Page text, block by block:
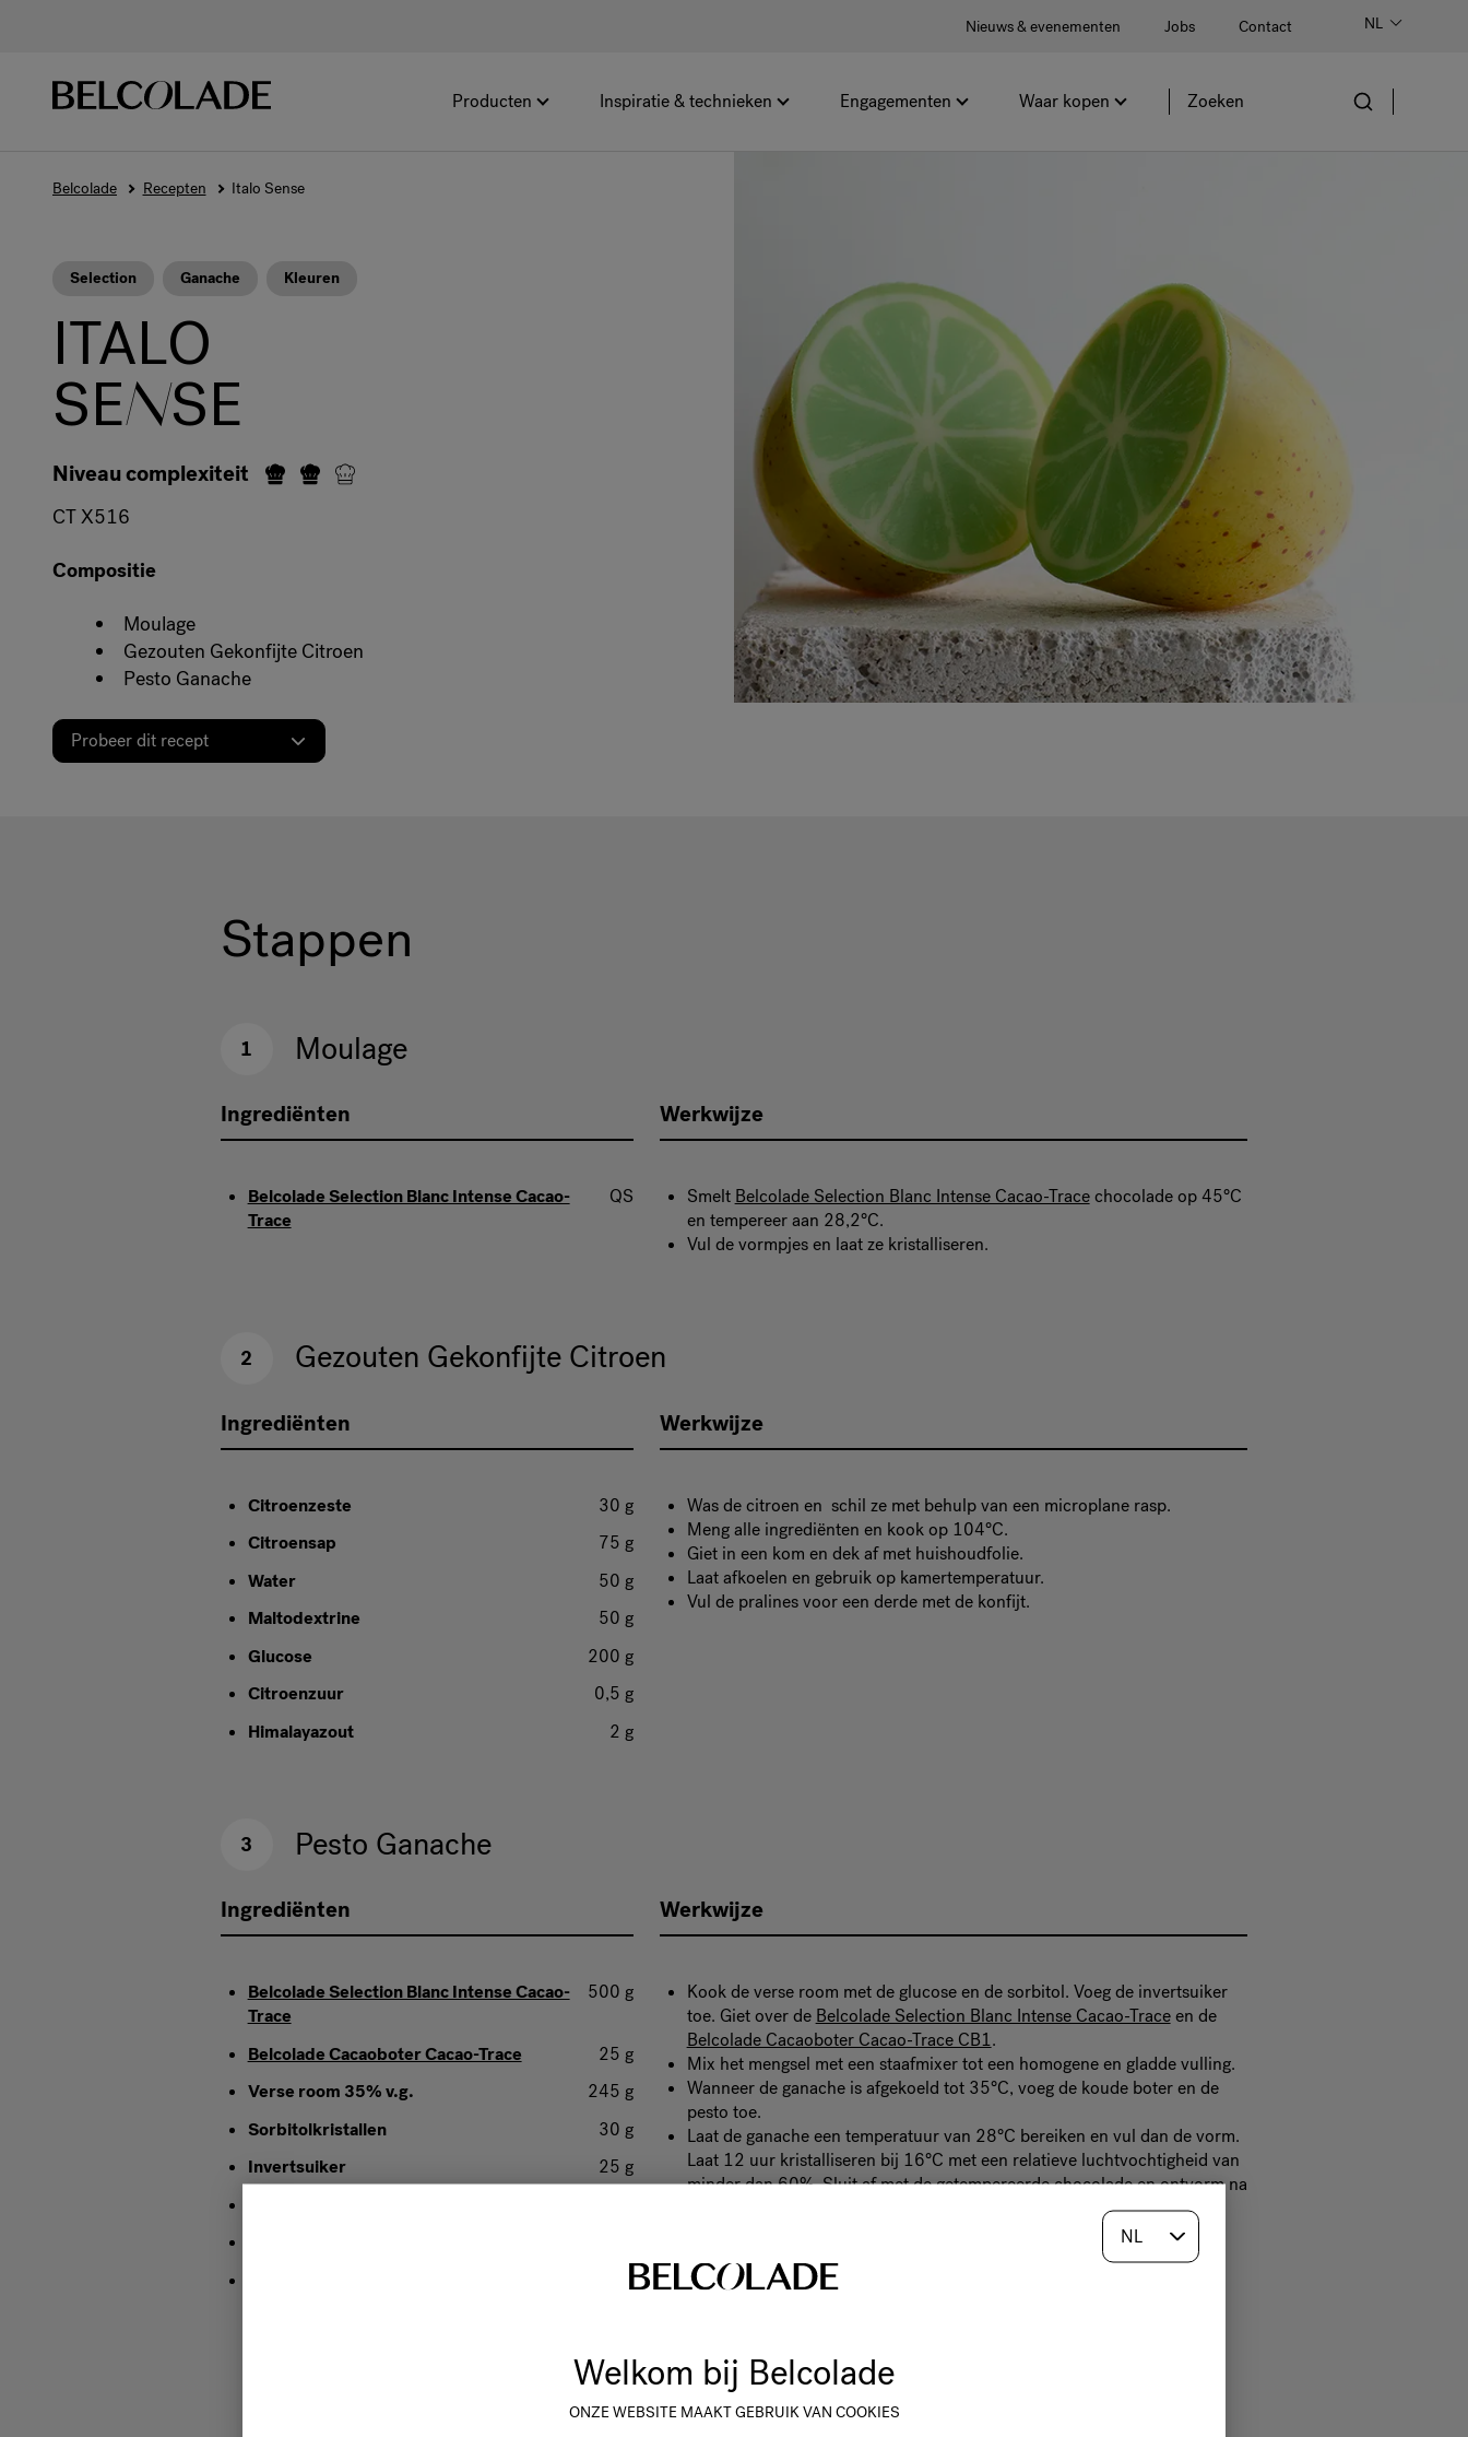
Nieuws & evenementen Jobs Contact NL
Producten Inspiratie & technieken Engagementen Waar kopen
Site
Belcolade Recepten Italo Sense
Selection Ganache Kleuren
ITALO
SENSE
Niveau complexiteit
CT X516
Compositie
Moulage
Gezouten Gekonfijte Citroen
Pesto Ganache
Probeer dit recept
Stappen
1 Moulage
Ingrediënten
Belcolade Selection Blanc Intense Cacao-
Trace
QS
Werkwijze
Smelt Belcolade Selection Blanc Intense Cacao-Tracechocolade op 45°C
en tempereer aan 28,2°C.
Vul de vormpjes en laat ze kristalliseren.
2 Gezouten Gekonfijte Citroen
Ingrediënten
Citroenzeste
30 g
Citroensap
75 g
Water
50 g
Maltodextrine
50 g
Glucose
200 g
Citroenzuur
0,5 g
Himalayazout
2 g
Werkwijze
Was de citroen en schil ze met behulp van een microplane rasp.
Meng alle ingrediënten en kook op 104°C.
Giet in een kom en dek af met huishoudfolie.
Laat afkoelen en gebruik op kamertemperatuur.
Vul de pralines voor een derde met de konfijt.
3 Pesto Ganache
Ingrediënten
Belcolade Selection Blanc Intense Cacao-
Trace
500 g
Belcolade Cacaoboter Cacao-Trace
25 g
Verse room 35% v.g.
245 g
Sorbitolkristallen
30 g
Invertsuiker
25 g
Werkwijze
Kook de verse room met de glucose en de sorbitol. Voeg de invertsuiker
toe. Giet over de Belcolade Selection Blanc Intense Cacao-Traceen de
Belcolade Cacaoboter Cacao-Trace CB1.
Mix het mengsel met een staafmixer tot een homogene en gladde vulling.
Wanneer de ganache is afgekoeld tot 35°C, voeg de koude boter en de
pesto toe.
Laat de ganache een temperatuur van 28°C bereiken en vul dan de vorm.
Laat 12 uur kristalliseren bij 16°C met een relatieve luchtvochtigheid van
minder dan 60%. Sluit af met de getempereerde chocolade en ontvorm na
Welkom bij Belcolade
ONZE WEBSITE MAAKT GEBRUIK VAN COOKIES